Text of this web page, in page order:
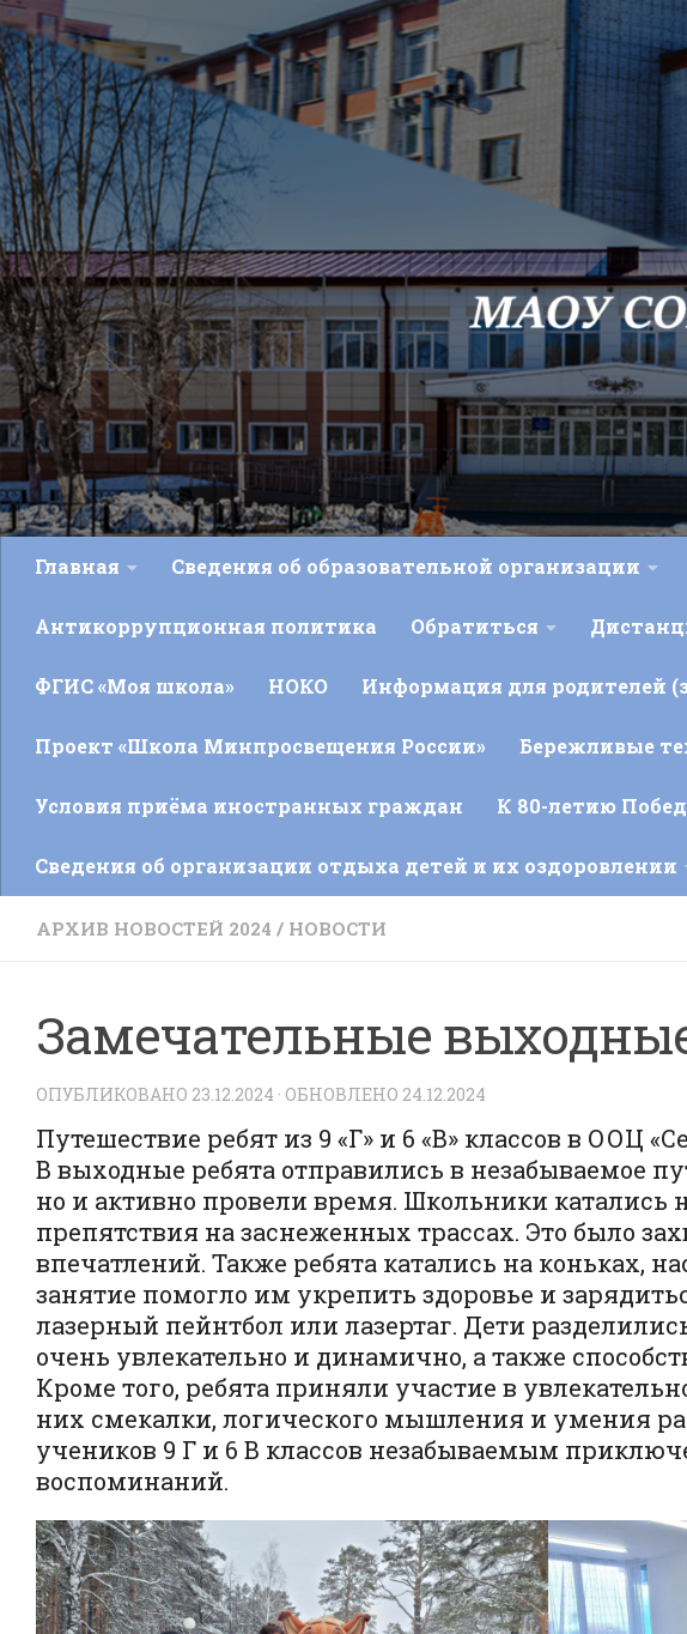
Skip to content
Главная Сведения об образовательной организации
Антикоррупционная политика Обратиться
ФГИС «Моя школа» НОКО Информация для родителей
Проект «Школа Минпросвещения России» Бережливые
Условия приёма иностранных граждан К 80-летию
Сведения об организации отдыха детей и их оздоровлении
АРХИВ НОВОСТЕЙ 2024 / НОВОСТИ
Замечательные
ОПУБЛИКОВАНО 23.12.2024 · ОБНОВЛЕНО 24.12.2024
Путешествие ребят из 9 «Г» и 6 «В» классов в
В выходные ребята отправились в незабываемое
но и активно провели время. Школьники катались
препятствия на заснеженных трассах. Это было
впечатлений. Также ребята катались на коньках,
занятие помогло им укрепить здоровье и
лазерный пейнтбол или лазертаг. Дети
очень увлекательно и динамично, а также
Кроме того, ребята приняли участие в
них смекалки, логического мышления и умения
учеников 9 Г и 6 В классов незабываемым
воспоминаний.